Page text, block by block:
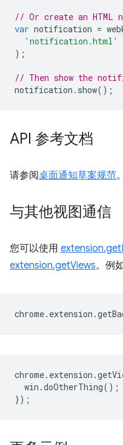
// Or create an
var notification =
'notification.html'
);
// Then show the
notification . show();
API 参考文档
请参阅桌面通知草案规范。
与其他视图通信
您可以使用
extension.getViews。例
chrome. extension .
chrome. extension .
win .doOtherThing();
});